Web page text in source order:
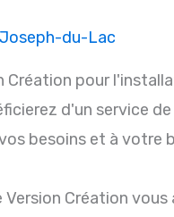
du-Lac
Création pour
d'un service
besoins et à votre
Création